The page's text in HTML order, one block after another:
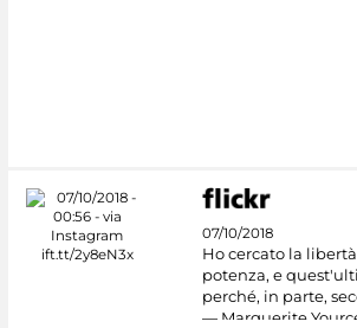
07/10/2018
Ho cercato la
potenza, e
perché, in parte,
— Marguerite